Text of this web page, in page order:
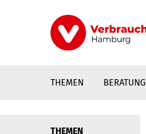
THEMEN BERATUNG
THEMEN